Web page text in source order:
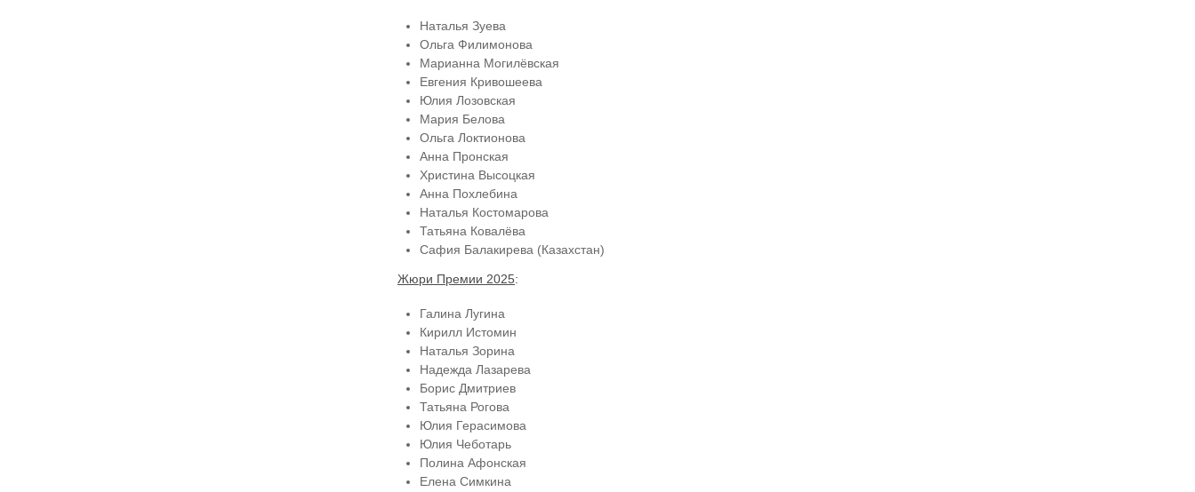
Наталья Зуева
Ольга Филимонова
Марианна Могилёвская
Евгения Кривошеева
Юлия Лозовская
Мария Белова
Ольга Локтионова
Анна Пронская
Христина Высоцкая
Анна Похлебина
Наталья Костомарова
Татьяна Ковалёва
Сафия Балакирева (Казахстан)
Жюри Премии 2025:
Галина Лугина
Кирилл Истомин
Наталья Зорина
Надежда Лазарева
Борис Дмитриев
Татьяна Рогова
Юлия Герасимова
Юлия Чеботарь
Полина Афонская
Елена Симкина